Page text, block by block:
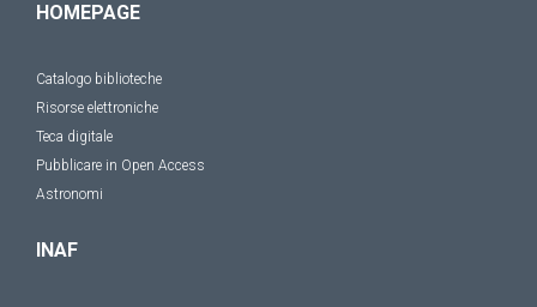
HOMEPAGE
Catalogo biblioteche
Risorse elettroniche
Teca digitale
Pubblicare in Open Access
Astronomi
INAF